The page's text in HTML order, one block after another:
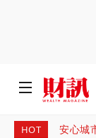
HOT 安心城